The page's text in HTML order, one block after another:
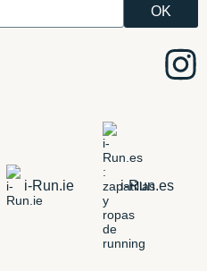
i-Run.ie i-Run.es